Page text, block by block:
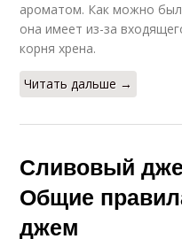
ароматом. Как можно
она имеет из-за
корня хрена.
Читать дальше →
Сливовый
Общие
джем